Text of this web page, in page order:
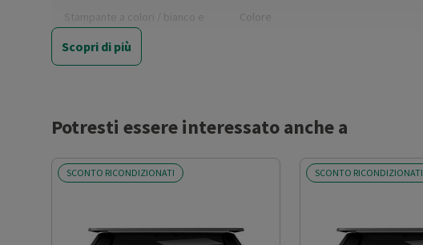
Stampante a colori / bianco e
nero
Colore
Massimo formato di stampa
Risoluzione stampa 5.760 x 1.440 dpi
Scopri di più
Potresti essere interessato anche a
SCONTO RICONDIZIONATI SCONTO RICONDIZIONATI